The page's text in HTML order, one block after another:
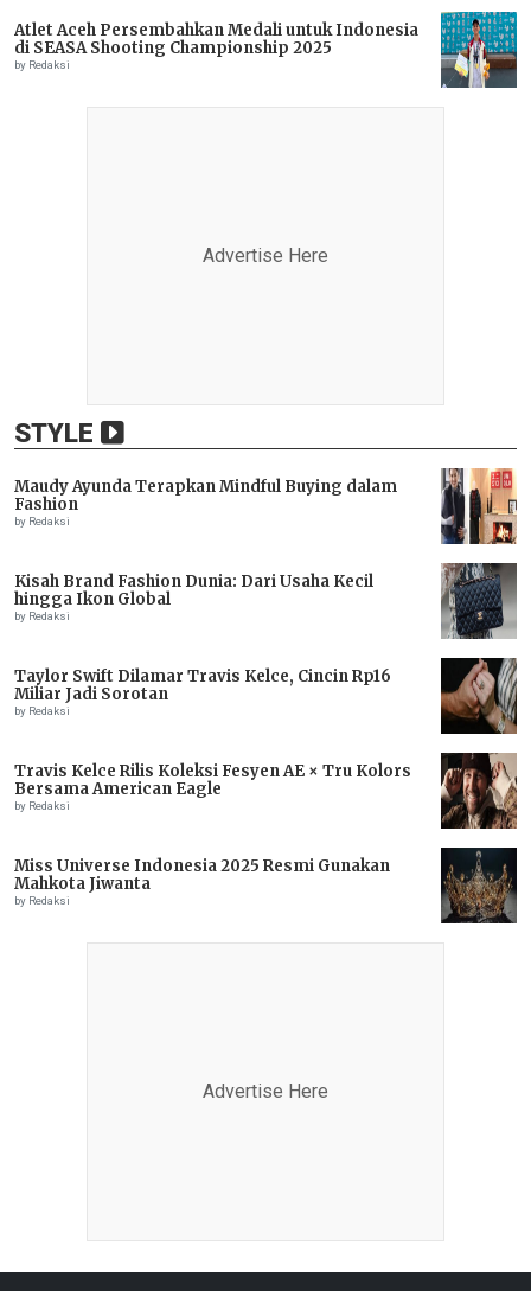
Atlet Aceh Persembahkan Medali untuk Indonesia
di SEASA Shooting Championship 2025
by Redaksi
Advertise Here
STYLE
Maudy Ayunda Terapkan Mindful Buying dalam
Fashion
by Redaksi
Kisah Brand Fashion Dunia: Dari Usaha Kecil
hingga Ikon Global
by Redaksi
Taylor Swift Dilamar Travis Kelce, Cincin Rp16
Miliar Jadi Sorotan
by Redaksi
Travis Kelce Rilis Koleksi Fesyen AE × Tru Kolors
Bersama American Eagle
by Redaksi
Miss Universe Indonesia 2025 Resmi Gunakan
Mahkota Jiwanta
by Redaksi
Advertise Here